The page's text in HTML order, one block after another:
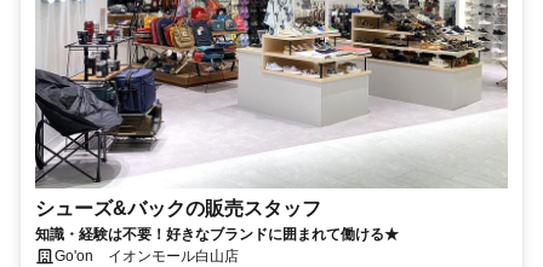
シューズ&バックの販売スタッフ
知識・経験は不要！好きなブランドに囲まれて働ける★
Go'on イオンモール白山店